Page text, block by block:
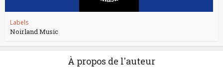
Labels
Noirland Music
À propos de l'auteur